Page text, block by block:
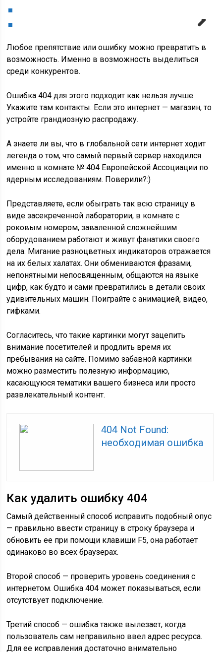
Любое препятствие или ошибку можно превратить в
возможность. Именно в возможность выделиться
среди конкурентов.
Ошибка 404 для этого подходит как нельзя лучше.
Укажите там контакты. Если это интернет — магазин, то
устройте грандиозную распродажу.
А знаете ли вы, что в глобальной сети интернет ходит
легенда о том, что самый первый сервер находился
именно в комнате № 404 Европейской Ассоциации по
ядерным исследованиям. Поверили?:)
Представляете, если обыграть так всю страницу в
виде засекреченной лаборатории, в комнате с
роковым номером, заваленной сложнейшим
оборудованием работают и живут фанатики своего
дела. Мигание разноцветных индикаторов отражается
на их белых халатах. Они обмениваются фразами,
непонятными непосвященным, общаются на языке
цифр, как будто и сами превратились в детали своих
удивительных машин. Поиграйте с анимацией, видео,
гифками.
Согласитесь, что такие картинки могут зацепить
внимание посетителей и продлить время их
пребывания на сайте. Помимо забавной картинки
можно разместить полезную информацию,
касающуюся тематики вашего бизнеса или просто
развлекательный контент.
404 Not Found:
необходимая ошибка
Как удалить ошибку 404
Самый действенный способ исправить подобный опус
— правильно ввести страницу в строку браузера и
обновить ее при помощи клавиши F5, она работает
одинаково во всех браузерах.
Второй способ — проверить уровень соединения с
интернетом. Ошибка 404 может показываться, если
отсутствует подключение.
Третий способ — ошибка также вылезает, когда
пользователь сам неправильно ввел адрес ресурса.
Для ее исправления достаточно внимательно